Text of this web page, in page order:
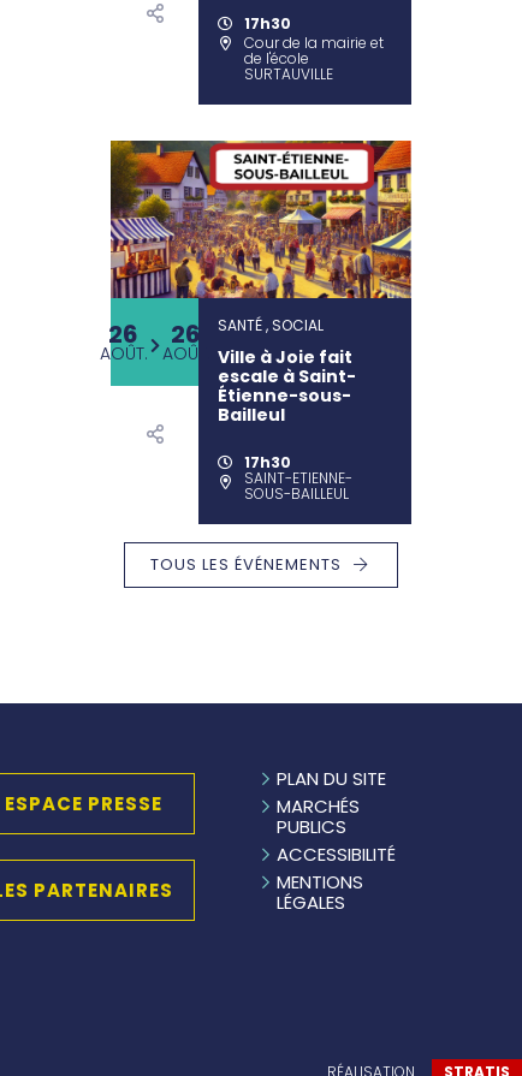
dont vos informations sont manipulées.
17h30
Cour de la mairie et
de l'école
SURTAUVILLE
26
AOÛT.
26
AOÛT.
SANTÉ , SOCIAL
Ville à Joie fait
escale à Saint-
Étienne-sous-
Bailleul
17h30
SAINT-ETIENNE-
SOUS-BAILLEUL
TOUS LES ÉVÉNEMENTS
ESPACE PRESSE
PARTENAIRES
PLAN DU SITE
MARCHÉS
PUBLICS
ACCESSIBILITÉ
MENTIONS
LÉGALES
RÉALISATION STRATIS